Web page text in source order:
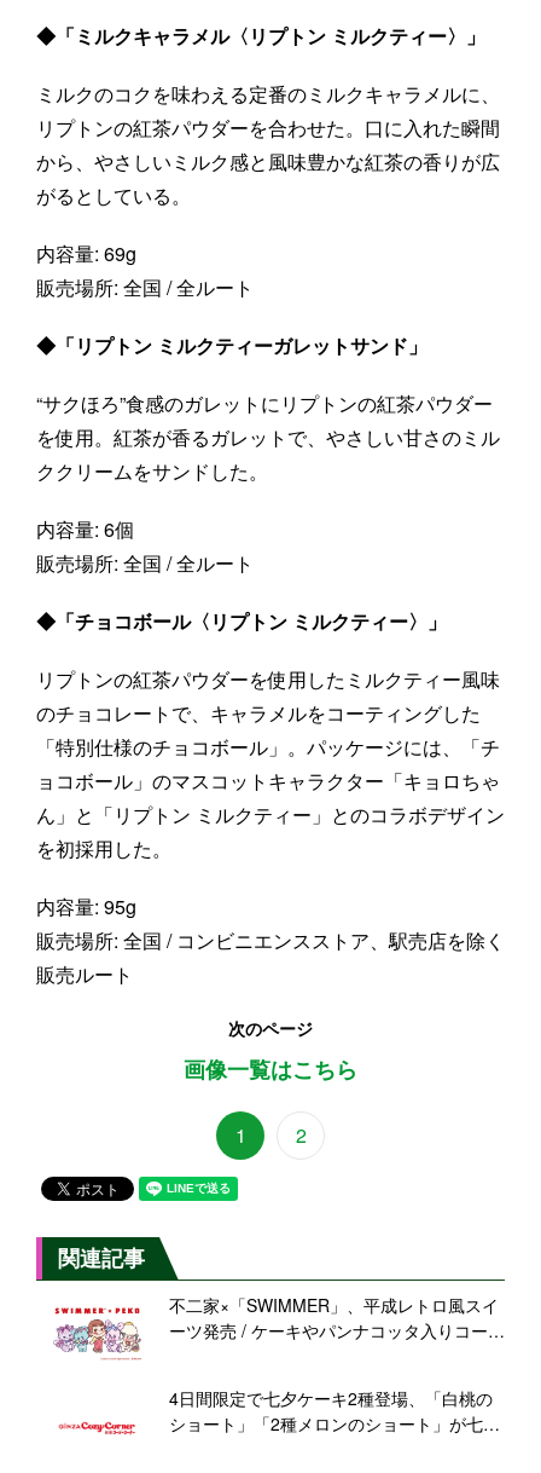
◆「ミルクキャラメル〈リプトン ミルクティー〉」
ミルクのコクを味わえる定番のミルクキャラメルに、
リプトンの紅茶パウダーを合わせた。口に入れた瞬間
から、やさしいミルク感と風味豊かな紅茶の香りが広
がるとしている。
内容量: 69g
販売場所: 全国 / 全ルート
◆「リプトン ミルクティーガレットサンド」
“サクほろ”食感のガレットにリプトンの紅茶パウダー
を使用。紅茶が香るガレットで、やさしい甘さのミル
ククリームをサンドした。
内容量: 6個
販売場所: 全国 / 全ルート
◆「チョコボール〈リプトン ミルクティー〉」
リプトンの紅茶パウダーを使用したミルクティー風味
のチョコレートで、キャラメルをコーティングした
「特別仕様のチョコボール」。パッケージには、「チ
ョコボール」のマスコットキャラクター「キョロちゃ
ん」と「リプトン ミルクティー」とのコラボデザイン
を初採用した。
内容量: 95g
販売場所: 全国 / コンビニエンスストア、駅売店を除く
販売ルート
次のページ
画像一覧はこちら
1 2
関連記事
不二家×「SWIMMER」、平成レトロ風スイ
ーツ発売 / ケーキやパンナコッタ入りコーヒ
4日間限定で七夕ケーキ2種登場、「白桃の
ショート」「2種メロンのショート」が七夕